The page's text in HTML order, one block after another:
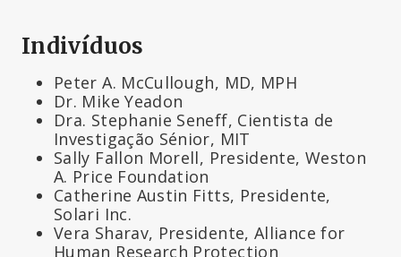
Indivíduos
Peter A. McCullough, MD, MPH
Dr. Mike Yeadon
Dra. Stephanie Seneff, Cientista de
Investigação Sénior, MIT
Sally Fallon Morell, Presidente, Weston
A. Price Foundation
Catherine Austin Fitts, Presidente,
Solari Inc.
Vera Sharav, Presidente, Alliance for
Human Research Protection